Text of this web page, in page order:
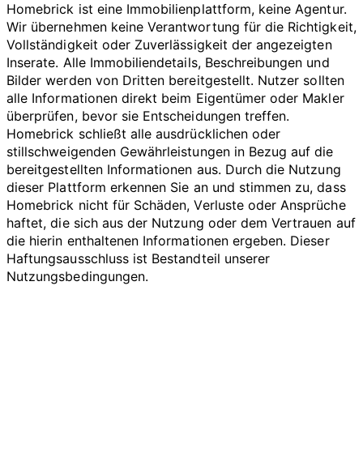
Homebrick ist eine Immobilienplattform, keine Agentur.
Wir übernehmen keine Verantwortung für die Richtigkeit,
Vollständigkeit oder Zuverlässigkeit der angezeigten
Inserate. Alle Immobiliendetails, Beschreibungen und
Bilder werden von Dritten bereitgestellt. Nutzer sollten
alle Informationen direkt beim Eigentümer oder Makler
überprüfen, bevor sie Entscheidungen treffen.
Homebrick schließt alle ausdrücklichen oder
stillschweigenden Gewährleistungen in Bezug auf die
bereitgestellten Informationen aus. Durch die Nutzung
dieser Plattform erkennen Sie an und stimmen zu, dass
Homebrick nicht für Schäden, Verluste oder Ansprüche
haftet, die sich aus der Nutzung oder dem Vertrauen auf
die hierin enthaltenen Informationen ergeben. Dieser
Haftungsausschluss ist Bestandteil unserer
Nutzungsbedingungen.